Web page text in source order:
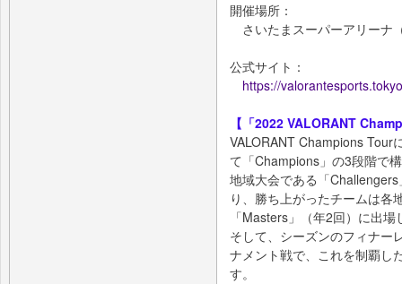
開催場所：
さいたまスーパーアリーナ
公式サイト：
https://
【「2022 VALORANT
VALORANT Champions Tour
て「Champions」の3段階で
地域大会である「
り、勝ち上がったチームは各
「Masters」（年2回）に出場
そして、シーズンのフィナー
ナメント戦で、これを制覇し
す。